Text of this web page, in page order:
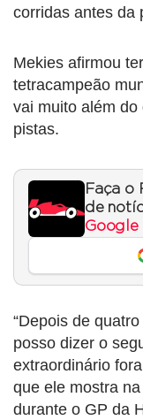
corridas antes da
Mekies afirmou
tetracampeão
vai muito além
pistas.
Faça o
de
Google
“Depois de
posso dizer o
extraordinário
que ele mostra
durante o GP da